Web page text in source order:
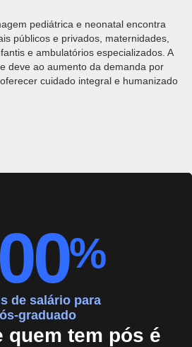
pediátrica e neonatal encontra
públicos e privados, maternidades,
e ambulatórios especializados. A
deve ao aumento da demanda por
cuidado integral e humanizado
%
de salário para
graduado
quem tem pós é